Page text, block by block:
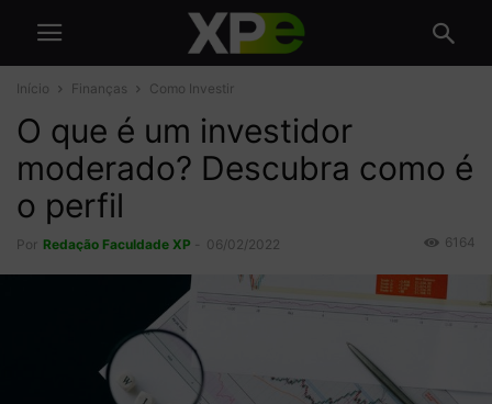
Início Finanças Como Investir
O que é um investidor
moderado? Descubra como é
o perfil
Por Redação Faculdade XP 06/02/2022 6164